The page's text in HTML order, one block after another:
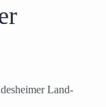
Land-